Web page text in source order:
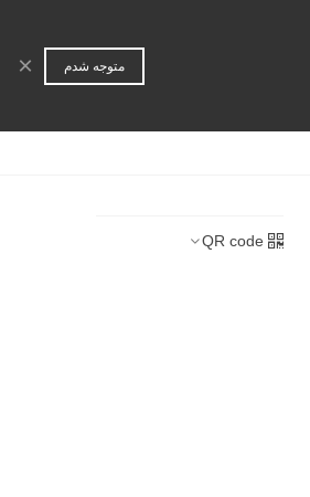
QR code
متوجه شدم ×